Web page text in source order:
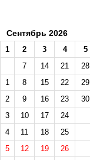
Сентябрь 2026
1 2 3 4
5
7 14 21
28
1 8 15 22
29
2 9 16 23
30
3 10 17
24
4 11 18
25
5 12 19
26